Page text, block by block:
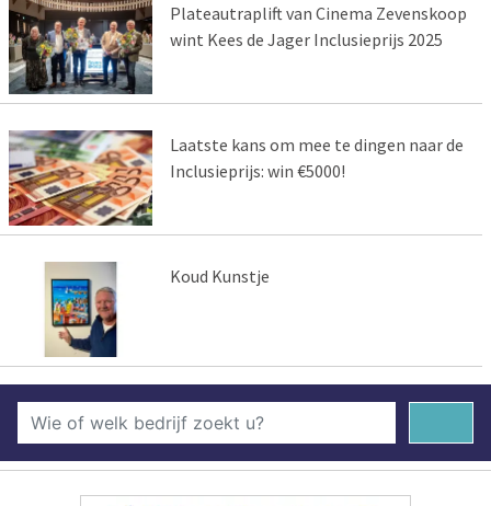
Plateautraplift van Cinema Zevenskoop
wint Kees de Jager Inclusieprijs 2025
Laatste kans om mee te dingen naar de
Inclusieprijs: win €5000!
Koud Kunstje